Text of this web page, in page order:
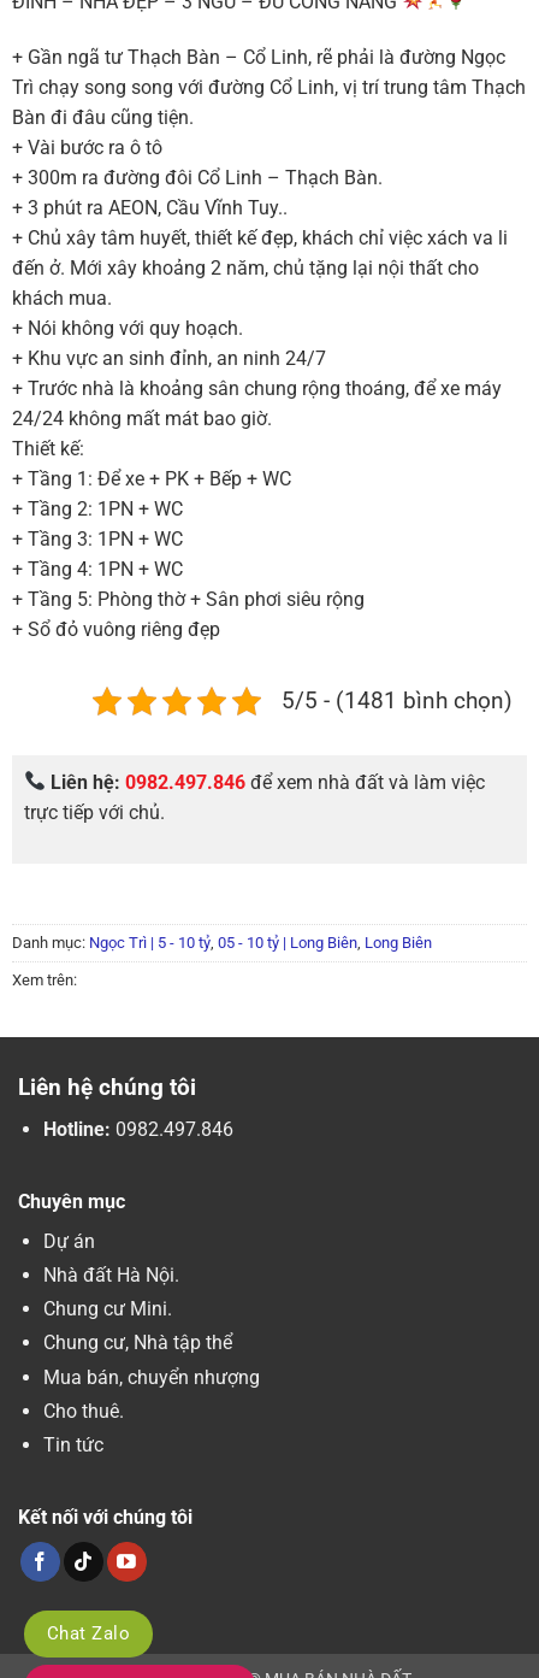
Chat Zalo
+ Gần ngã tư Thạch Bàn – Cổ Linh, rẽ phải là đường Ngọc
Trì chạy song song với đường Cổ Linh, vị trí trung tâm Thạch
Bàn đi đâu cũng tiện.
+ Vài bước ra ô tô
+ 300m ra đường đôi Cổ Linh – Thạch Bàn.
+ 3 phút ra AEON, Cầu Vĩnh Tuy..
+ Chủ xây tâm huyết, thiết kế đẹp, khách chỉ việc xách va li
đến ở. Mới xây khoảng 2 năm, chủ tặng lại nội thất cho
khách mua.
+ Nói không với quy hoạch.
+ Khu vực an sinh đỉnh, an ninh 24/7
+ Trước nhà là khoảng sân chung rộng thoáng, để xe máy
24/24 không mất mát bao giờ.
Thiết kế:
+ Tầng 1: Để xe + PK + Bếp + WC
+ Tầng 2: 1PN + WC
+ Tầng 3: 1PN + WC
+ Tầng 4: 1PN + WC
+ Tầng 5: Phòng thờ + Sân phơi siêu rộng
+ Sổ đỏ vuông riêng đẹp
5/5 - (1481 bình chọn)
Liên hệ: 0982.497.846để xem nhà đất và làm việc
trực tiếp với chủ.
Danh mục: Ngọc Trì | 5 - 10 tỷ, 05 - 10 tỷ | Long Biên, Long Biên
Xem trên:
Liên hệ chúng tôi
Hotline: 0982.497.846
Chuyên mục
Dự án
Nhà đất Hà Nội.
Chung cư Mini.
Chung cư, Nhà tập thể
Mua bán, chuyển nhượng
Cho thuê.
Tin tức
Kết nối với chúng tôi